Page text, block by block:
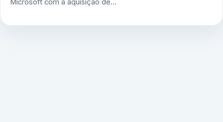
Microsoft com a aquisição de…